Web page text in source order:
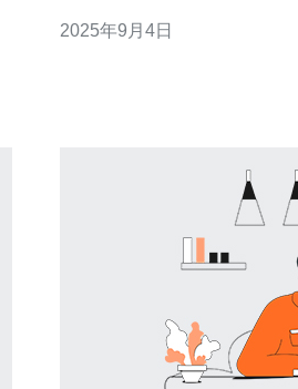
的越南VPS服务，让您的网站更具竞争
2025年9月4日